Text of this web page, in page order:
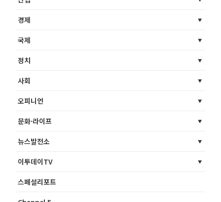
경제
국제
정치
사회
오피니언
문화·라이프
뉴스발전소
이투데이TV
스페셜리포트